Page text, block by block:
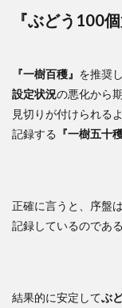
『ぶどう100
『一樹百穫』 を推奨
設定状況の悪化から
見切りが付けられるよ
記録する 『一樹五十穫
正確に言うと、序盤は
記録しているのである
結果的に安定してぶ